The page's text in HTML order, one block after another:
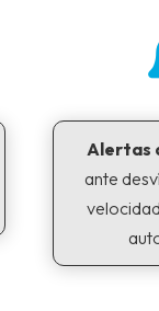
Alertas
ante